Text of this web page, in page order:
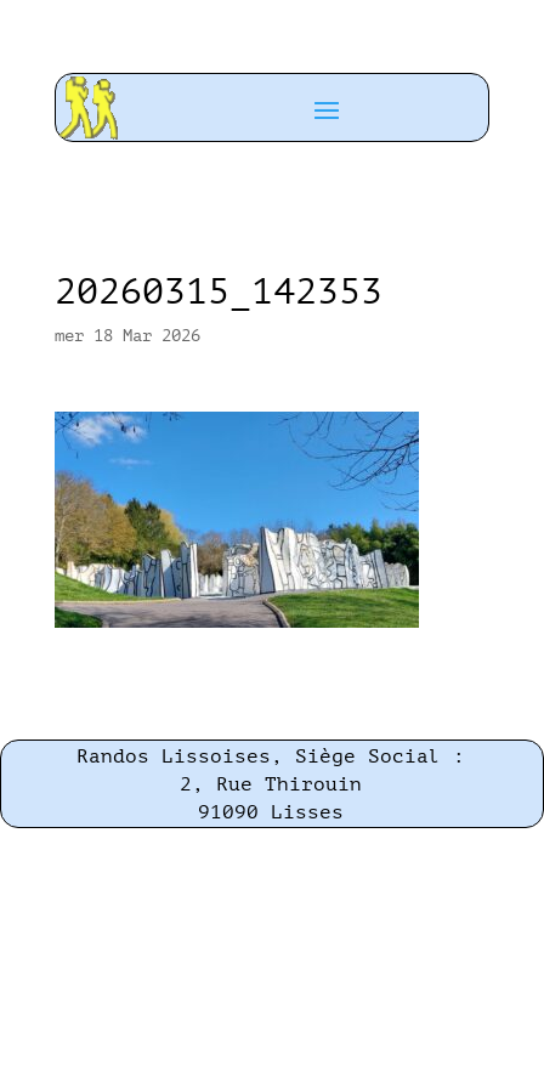
20260315_142353
mer 18 Mar 2026
Randos Lissoises, Siège Social :
2, Rue Thirouin
91090 Lisses